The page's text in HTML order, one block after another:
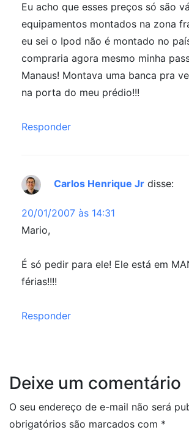
Eu acho que esses preços só são
equipamentos montados na zona
eu sei o Ipod não é montado no
compraria agora mesmo minha
Manaus! Montava uma banca pra
na porta do meu prédio!!!
Responder
Carlos Henrique Jr disse:
20/01/2007 às 14:31
Mario,
É só pedir para ele! Ele está em
férias!!!!
Responder
Deixe um comentário
O seu endereço de e-mail não será
obrigatórios são marcados com *